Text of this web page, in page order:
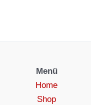
Menü
Home
Shop